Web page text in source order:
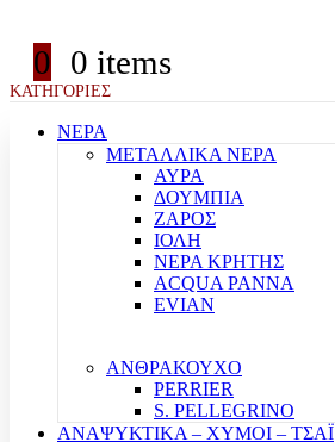
0 0 items
ΚΑΤΗΓΟΡΙΕΣ
ΝΕΡΑ
ΜΕΤΑΛΛΙΚΑ ΝΕΡΑ
ΑΥΡΑ
ΔΟΥΜΠΙΑ
ΖΑΡΟΣ
ΙΟΛΗ
ΝΕΡΑ ΚΡΗΤΗΣ
ACQUA PANNA
EVIAN
ΑΝΘΡΑΚΟΥΧΟ
PERRIER
S. PELLEGRINO
ΑΝΑΨΥΚΤΙΚΑ – ΧΥΜΟΙ – ΤΣΑΪ